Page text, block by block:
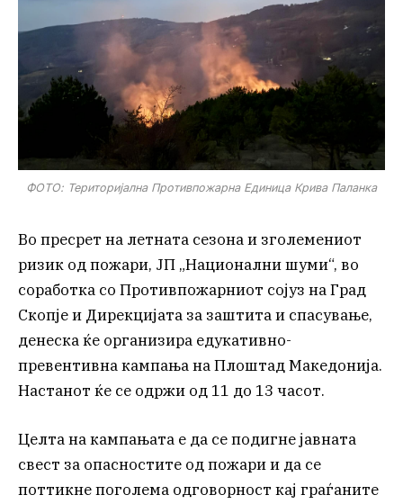
ФОТО: Територијална Противпожарна Единица Крива Паланка
Во пресрет на летната сезона и зголемениот
ризик од пожари, ЈП „Национални шуми“, во
соработка со Противпожарниот сојуз на Град
Скопје и Дирекцијата за заштита и спасување,
денеска ќе организира едукативно-
превентивна кампања на Плоштад Македонија.
Настанот ќе се одржи од 11 до 13 часот.
Целта на кампањата е да се подигне јавната
свест за опасностите од пожари и да се
поттикне поголема одговорност кај граѓаните